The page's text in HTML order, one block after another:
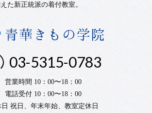
た新正統派の着付教室。
03-5315-0783
営業時間 10：00〜18：00
電話受付 10：00〜18：00
日 祝日、年末年始、教室定休日